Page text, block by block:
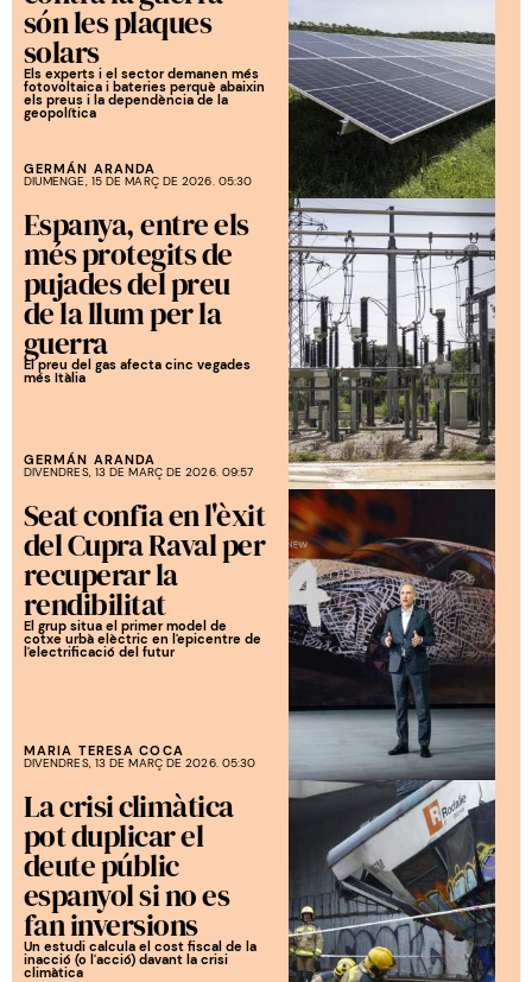
són les plaques
solars
Els experts i el sector demanen més
fotovoltaica i bateries perquè abaixin
els preus i la dependència de la
geopolítica
GERMÁN ARANDA
DIUMENGE, 15 DE MARÇ DE 2026. 05:30
Espanya, entre els
més protegits de
pujades del preu
de la llum per la
guerra
El preu del gas afecta cinc vegades
més Itàlia
GERMÁN ARANDA
DIVENDRES, 13 DE MARÇ DE 2026. 09:57
Seat confia en l'èxit
del Cupra Raval per
recuperar la
rendibilitat
El grup situa el primer model de
cotxe urbà elèctric en l'epicentre de
l'electrificació del futur
MARIA TERESA COCA
DIVENDRES, 13 DE MARÇ DE 2026. 05:30
La crisi climàtica
pot duplicar el
deute públic
espanyol si no es
fan inversions
Un estudi calcula el cost fiscal de la
inacció (o l'acció) davant la crisi
climàtica